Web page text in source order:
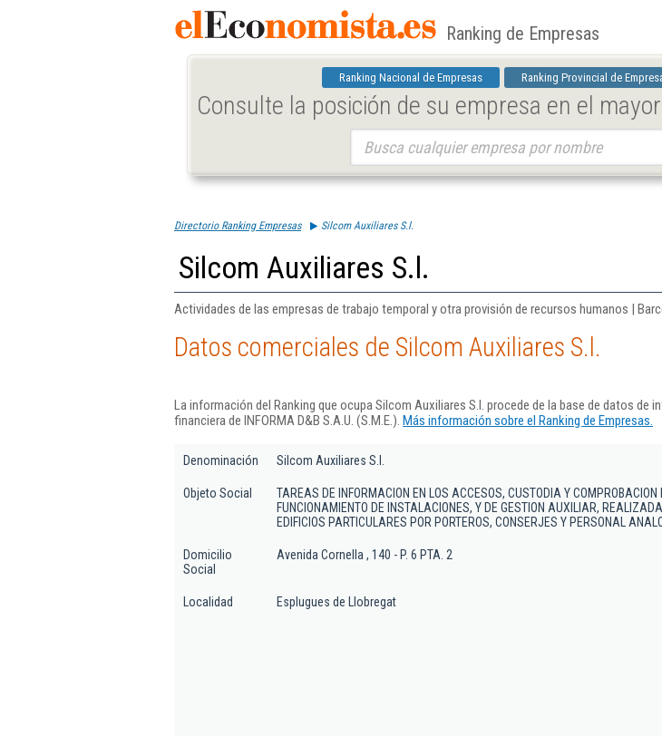
Ranking de Empresas
Ranking Nacional de Empresas Ranking Provincial de
Consulte la posición de su empresa en el
Directorio Ranking Empresas Silcom Auxiliares S.l.
Silcom Auxiliares S.l.
Actividades de las empresas de trabajo temporal y otra provisión de recursos humanos |
Datos comerciales de Silcom Auxiliares S.l.
La información del Ranking que ocupa Silcom Auxiliares S.l. procede de la base de datos de
financiera de INFORMA D&B S.A.U. (S.M.E.). Más información sobre el Ranking de Empresas.
Denominación Silcom Auxiliares S.l.
Objeto Social
TAREAS DE INFORMACION EN LOS ACCESOS, CUSTODIA Y COMPROBACION
FUNCIONAMIENTO DE INSTALACIONES, Y DE GESTION AUXILIAR,
EDIFICIOS PARTICULARES POR PORTEROS, CONSERJES Y PERSONAL
Domicilio
Social
Avenida Cornella , 140 - P. 6 PTA. 2
Localidad Esplugues de Llobregat